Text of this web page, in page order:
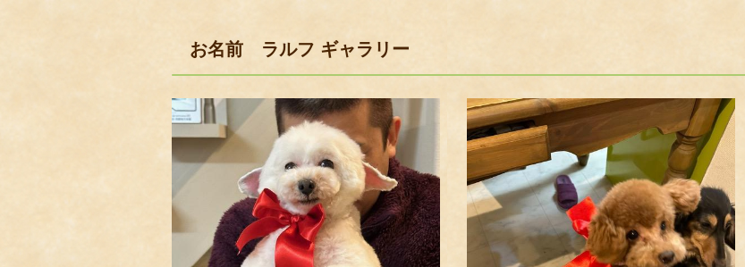
お名前 ラルフ ギャラリー